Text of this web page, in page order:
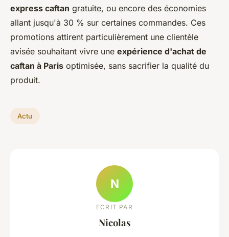
express caftan gratuite, ou encore des économies
allant jusqu'à 30 % sur certaines commandes. Ces
promotions attirent particulièrement une clientèle
avisée souhaitant vivre une expérience d'achat de
caftan à Paris optimisée, sans sacrifier la qualité du
produit.
Actu
N
ECRIT PAR
Nicolas